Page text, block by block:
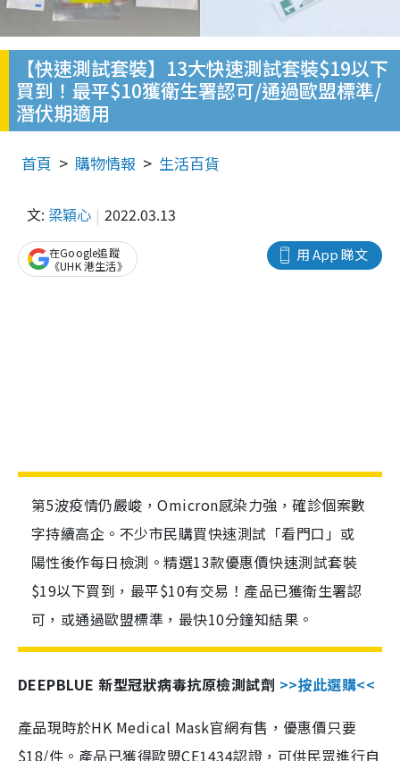
【快速測試套裝】13大快速測試套裝$19以下
買到！最平$10獲衛生署認可/通過歐盟標準/
潛伏期適用
首頁 購物情報 生活百貨
文: 梁穎心 2022.03.13
用 App 睇文
在Google追蹤
《UHK 港生活》
第5波疫情仍嚴峻，Omicron感染力強，確診個案數
字持續高企。不少市民購買快速測試「看門口」或
陽性後作每日檢測。精選13款優惠價快速測試套裝
$19以下買到，最平$10有交易！產品已獲衛生署認
可，或通過歐盟標準，最快10分鐘知結果。
DEEPBLUE 新型冠狀病毒抗原檢測試劑 >>按此選購<<
產品現時於HK Medical Mask官網有售，優惠價只要
$18/件。產品已獲得歐盟CE1434認證，可供民眾進行自